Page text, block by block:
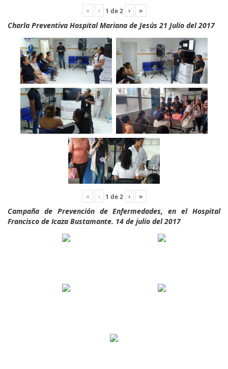
« ‹ 1 de2 › »
Charla Preventiva Hospital Mariana de Jesús 21 Julio del 2017
« ‹ 1 de2 › »
Campaña de Prevención de Enfermedades, en el Hospital
Francisco de Icaza Bustamante. 14 de julio del 2017